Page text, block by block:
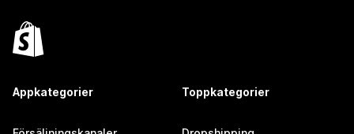
Appkategorier Toppkategorier